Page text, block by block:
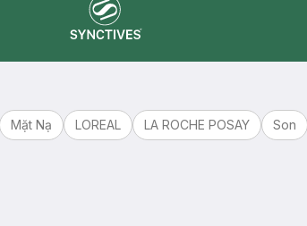
Mặt Nạ LOREAL LA ROCHE POSAY
Son